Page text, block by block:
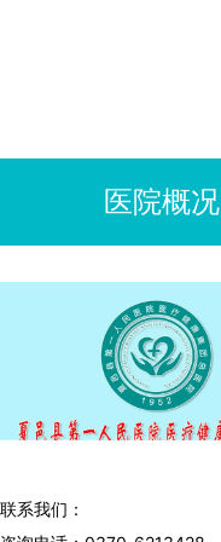
医院概况
联系我们：